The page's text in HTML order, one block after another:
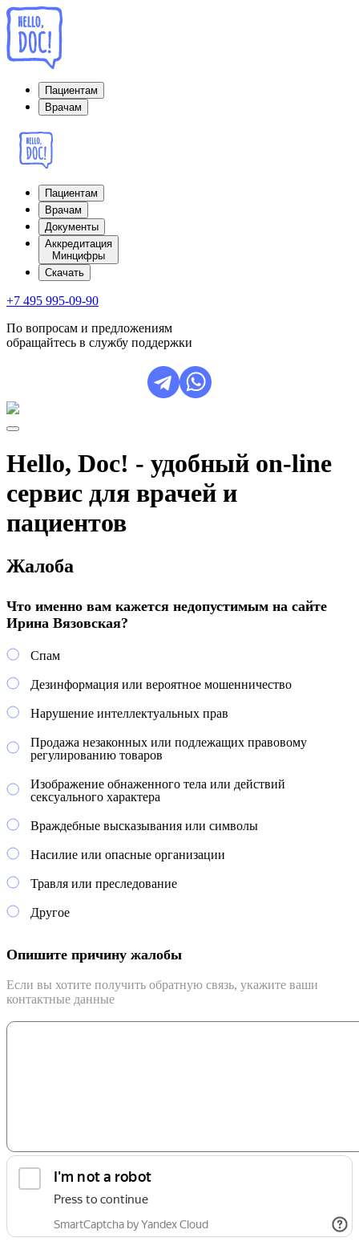
Пациентам
Врачам
Пациентам
Врачам
Документы
Аккредитация
Минцифры
Cкачать
+7 495 995-09-90
По вопросам и предложениям
обращайтесь в службу поддержки
Hello, Doc! - удобный on-line
сервис для врачей и
пациентов
Жалоба
Что именно вам кажется недопустимым на сайте
Ирина Вязовская?
Спам
Дезинформация или вероятное мошенничество
Нарушение интеллектуальных прав
Продажа незаконных или подлежащих правовому
регулированию товаров
Изображение обнаженного тела или действий
сексуального характера
Враждебные высказывания или символы
Насилие или опасные организации
Травля или преследование
Другое
Опишите причину жалобы
Если вы хотите получить обратную связь, укажите ваши
контактные данные